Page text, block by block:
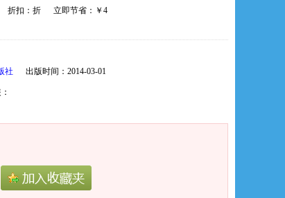
扣：折 立即节省：￥4
社 出版时间：2014-03-01